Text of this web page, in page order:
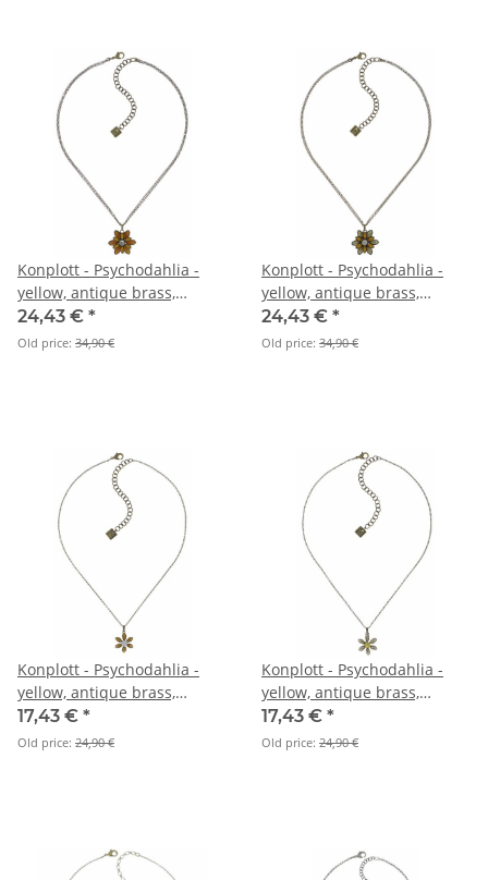
Konplott - Psychodahlia -
yellow, antique brass,
necklace pendant
24,43 € *
Old price: 34,90 €
Konplott - Psychodahlia -
yellow, antique brass,
necklace pendant
24,43 € *
Old price: 34,90 €
Konplott - Psychodahlia -
yellow, antique brass,
necklace pendant
17,43 € *
Old price: 24,90 €
Konplott - Psychodahlia -
yellow, antique brass,
necklace pendant
17,43 € *
Old price: 24,90 €